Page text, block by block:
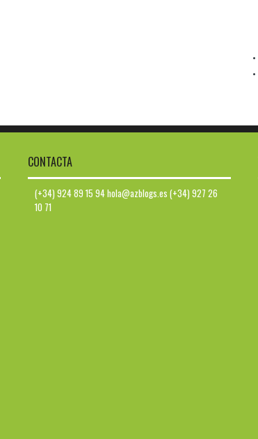
CONTACTA
(+34) 924 89 15 94 hola@azblogs.es (+34) 927 26
10 71